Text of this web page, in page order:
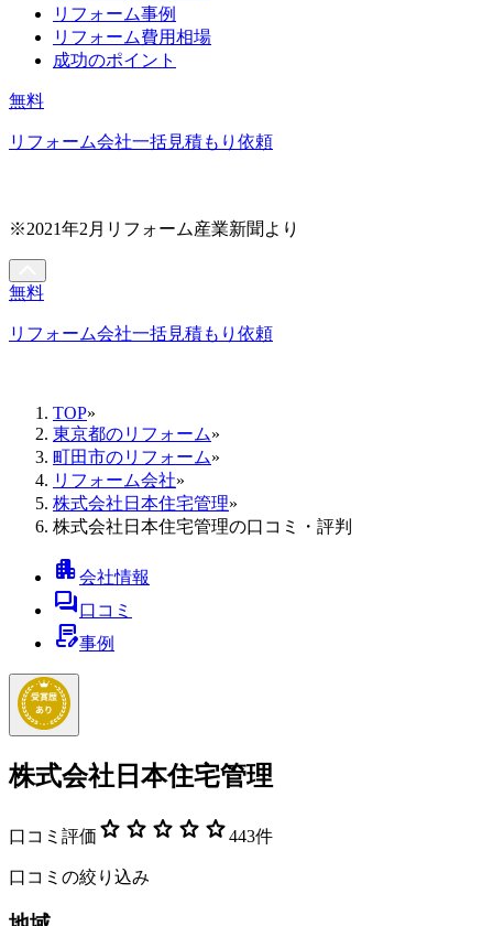
リフォーム事例
リフォーム費用相場
成功のポイント
無料
リフォーム会社一括見積もり依頼
※2021年2月リフォーム産業新聞より
無料
リフォーム会社一括見積もり依頼
TOP»
東京都のリフォーム»
町田市のリフォーム»
リフォーム会社»
株式会社日本住宅管理»
株式会社日本住宅管理の口コミ・評判
apartment会社情報
forum口コミ
contract_edit事例
株式会社日本住宅管理
口コミ評価 star star star star star443件
口コミの絞り込み